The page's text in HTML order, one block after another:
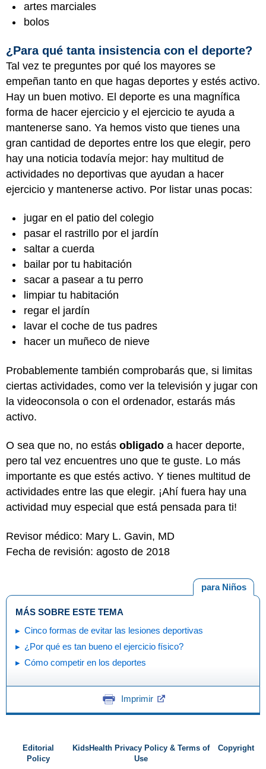
artes marciales
bolos
¿Para qué tanta insistencia con el deporte?
Tal vez te preguntes por qué los mayores se
empeñan tanto en que hagas deportes y estés activo.
Hay un buen motivo. El deporte es una magnífica
forma de hacer ejercicio y el ejercicio te ayuda a
mantenerse sano. Ya hemos visto que tienes una
gran cantidad de deportes entre los que elegir, pero
hay una noticia todavía mejor: hay multitud de
actividades no deportivas que ayudan a hacer
ejercicio y mantenerse activo. Por listar unas pocas:
jugar en el patio del colegio
pasar el rastrillo por el jardín
saltar a cuerda
bailar por tu habitación
sacar a pasear a tu perro
limpiar tu habitación
regar el jardín
lavar el coche de tus padres
hacer un muñeco de nieve
Probablemente también comprobarás que, si limitas
ciertas actividades, como ver la televisión y jugar con
la videoconsola o con el ordenador, estarás más
activo.
O sea que no, no estás obligado a hacer deporte,
pero tal vez encuentres uno que te guste. Lo más
importante es que estés activo. Y tienes multitud de
actividades entre las que elegir. ¡Ahí fuera hay una
actividad muy especial que está pensada para ti!
Revisor médico: Mary L. Gavin, MD
Fecha de revisión: agosto de 2018
para Niños
MÁS SOBRE ESTE TEMA
Cinco formas de evitar las lesiones deportivas
¿Por qué es tan bueno el ejercicio físico?
Cómo competir en los deportes
Imprimir
Editorial
Policy
KidsHealth Privacy Policy & Terms of
Use
Copyright